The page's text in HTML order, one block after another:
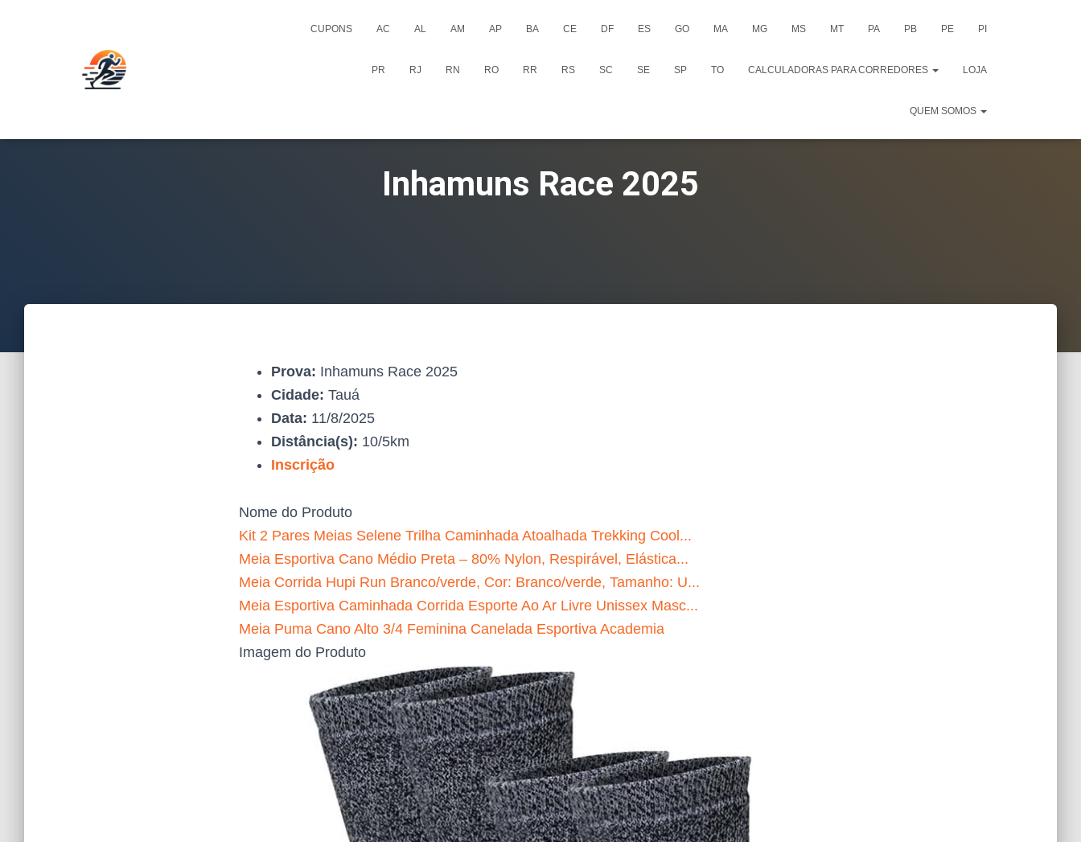
CUPONS AC AL AM AP BA CE DF ES GO MA MG MS MT PA PB PE PI
PR RJ RN RO RR RS SC SE SP TO CALCULADORAS PARA CORREDORES LOJA
QUEM SOMOS
Inhamuns Race 2025
Prova: Inhamuns Race 2025
Cidade: Tauá
Data: 11/8/2025
Distância(s): 10/5km
Inscrição
Nome do Produto
Kit 2 Pares Meias Selene Trilha Caminhada Atoalhada Trekking Cool...
Meia Esportiva Cano Médio Preta – 80% Nylon, Respirável, Elástica...
Meia Corrida Hupi Run Branco/verde, Cor: Branco/verde, Tamanho: U...
Meia Esportiva Caminhada Corrida Esporte Ao Ar Livre Unissex Masc...
Meia Puma Cano Alto 3/4 Feminina Canelada Esportiva Academia
Imagem do Produto